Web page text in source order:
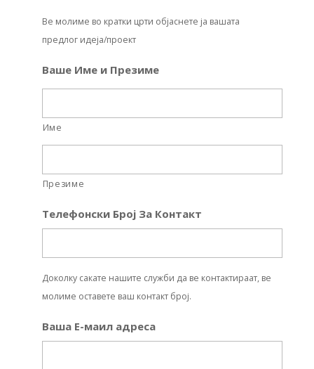
Ве молиме во кратки црти објаснете ја вашата
предлог идеја/проект
Ваше Име и Презиме
Име
Презиме
Телефонски Број За Контакт
Доколку сакате нашите служби да ве контактираат, ве
молиме оставете ваш контакт број.
Ваша Е-маил адреса